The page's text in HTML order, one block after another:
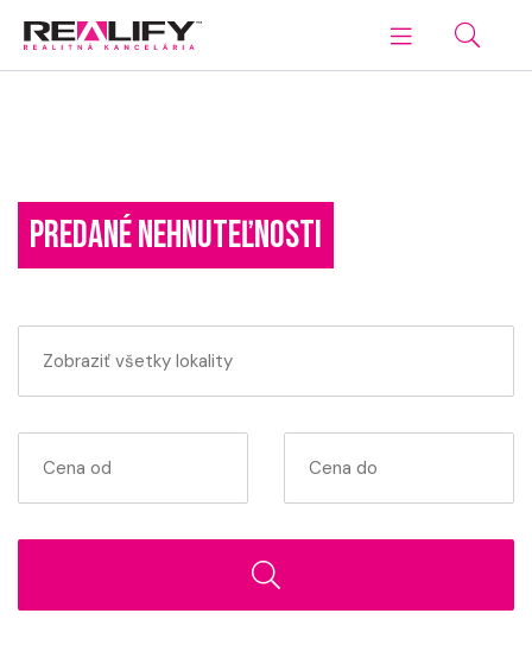
PREDANÉ NEHNUTEĽNOSTI